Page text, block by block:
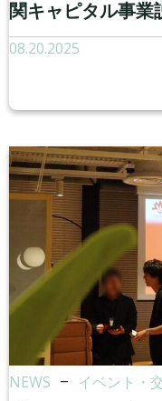
関キャピタル事業
08.20.2025
NEWS – イベント・